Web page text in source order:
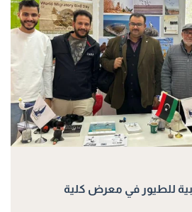
للطيور في معرض كلية